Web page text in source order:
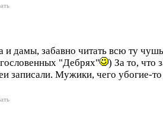
и дамы, забавно читать всю ту
"Дебрях"
) За то, что
записали. Мужики, чего убогие-